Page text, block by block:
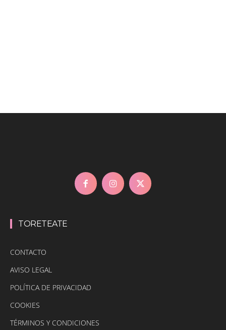
TORETEATE
CONTACTO
AVISO LEGAL
POLÍTICA DE PRIVACIDAD
COOKIES
TÉRMINOS Y CONDICIONES